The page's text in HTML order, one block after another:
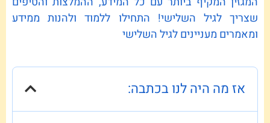
שצריך לגיל השלישי! התחילו ללמוד ולהנות ממידע
ומאמרים מעניינים לגיל השלישי
אז מה היה לנו בכתבה: